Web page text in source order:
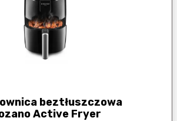
beztłuszczowa
Active Fryer